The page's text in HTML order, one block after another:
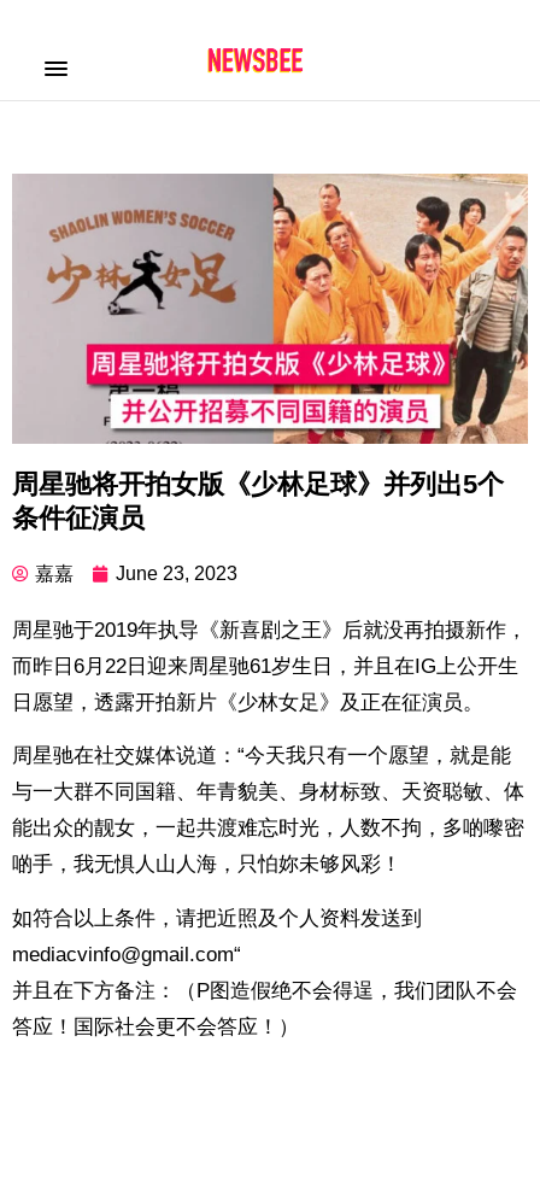
周星驰将开拍女版《少林足球》并列出5个
条件征演员
嘉嘉 June 23, 2023
周星驰于2019年执导《新喜剧之王》后就没再拍摄新作，
而昨日 6月22日迎来周星驰61岁生日，并且在IG上公开生
日愿望，透露开拍新片《少林女足》及正在征演员。
周星驰在社交媒体说道：“今天我只有一个愿望，就是能
与一大群不同国籍、年青貌美、身材标致、天资聪敏、体
能出众的靓女，一起共渡难忘时光，人数不拘，多啲嚟密
啲手，我无惧人山人海，只怕妳未够风彩！
如符合以上条件，请把近照及个人资料发送到
mediacvinfo@gmail.com“
并且在下方备注：
（P图造假绝不会得逞，我们团队不会
答应！国际社会更不会答应！）